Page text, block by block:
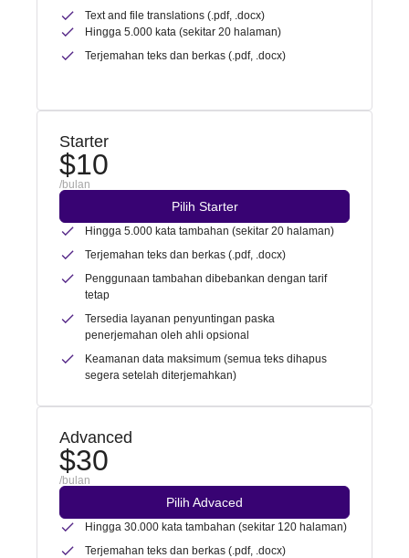
Text and file translations (.pdf, .docx)
Hingga 5.000 kata (sekitar 20 halaman)
Terjemahan teks dan berkas (.pdf, .docx)
Starter
$10
/bulan
Pilih Starter
Hingga 5.000 kata tambahan (sekitar 20 halaman)
Terjemahan teks dan berkas (.pdf, .docx)
Penggunaan tambahan dibebankan dengan tarif
tetap
Tersedia layanan penyuntingan paska
penerjemahan oleh ahli opsional
Keamanan data maksimum (semua teks dihapus
segera setelah diterjemahkan)
Advanced
$30
/bulan
Pilih Advaced
Hingga 30.000 kata tambahan (sekitar 120 halaman)
Terjemahan teks dan berkas (.pdf, .docx)